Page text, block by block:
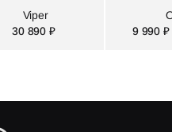
Viper
30 890 ₽
9 990 ₽